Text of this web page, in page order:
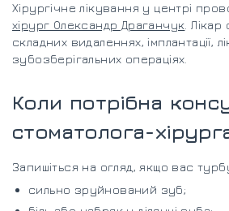
Хірургічне лікування у центрі
хірург Олександр Драганчук .
складних видаленнях, імплантації,
зубозберігальних операціях.
Коли потрібна
стоматолога-
Запишіться на огляд, якщо вас
сильно зруйнований зуб;